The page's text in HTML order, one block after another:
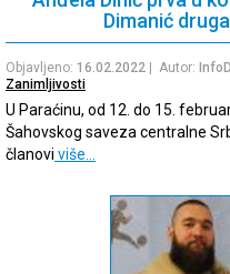
Dimanić
Objavljeno: 16.02.2022 | Autor:
Zanimljivosti
U Paraćinu, od 12. do 15.
Šahovskog saveza centralne
članovi više…